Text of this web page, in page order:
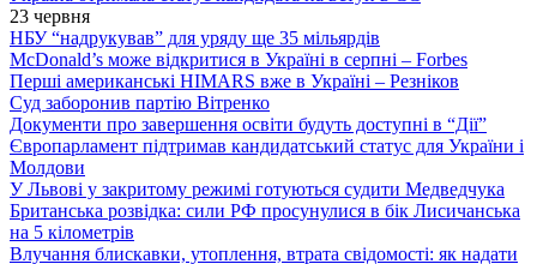
23 червня
НБУ “надрукував” для уряду ще 35 мільярдів
McDonald’s може відкритися в Україні в серпні – Forbes
Перші американські HIMARS вже в Україні – Резніков
Суд заборонив партію Вітренко
Документи про завершення освіти будуть доступні в “Дії”
Європарламент підтримав кандидатський статус для України і
Молдови
У Львові у закритому режимі готуються судити Медведчука
Британська розвідка: сили РФ просунулися в бік Лисичанська
на 5 кілометрів
Влучання блискавки, утоплення, втрата свідомості: як надати